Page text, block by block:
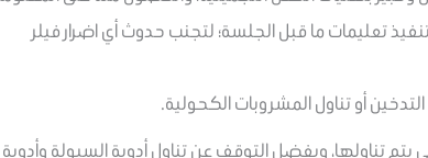
تعليمات ما قبل الجلسة؛ لتجنب حدوث أي اضرار فيلر
أو تناول المشروبات الكحولية.
يتم تناولها، وبفضل التوقف عن تناول أدوية السيولة وأدوية